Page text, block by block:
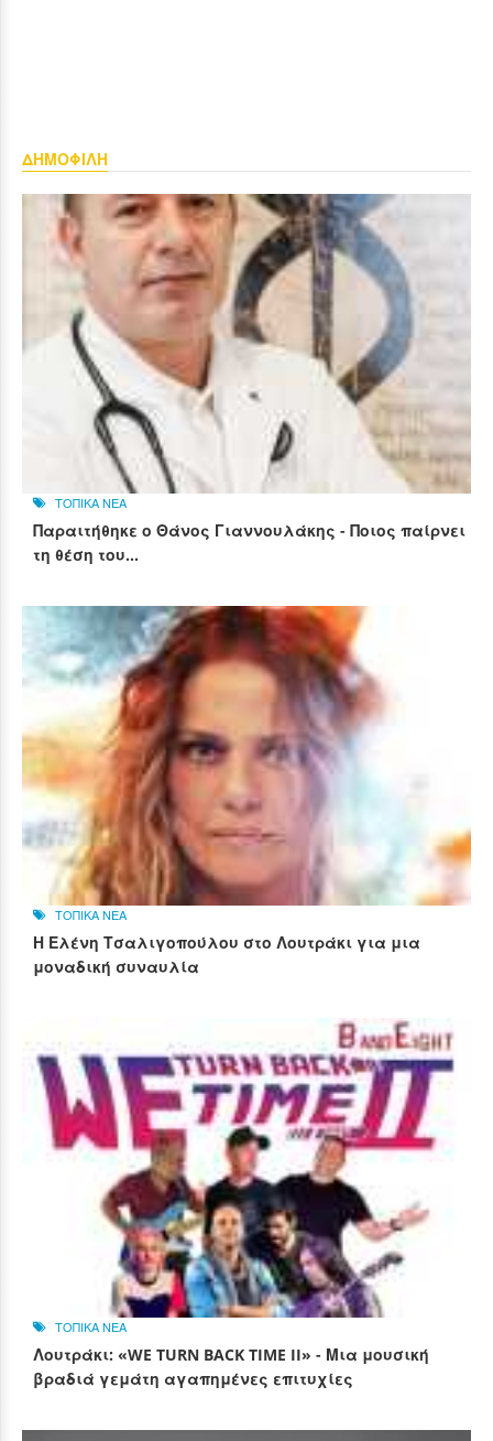
ΔΗΜΟΦΙΛΗ
ΤΟΠΙΚΑ ΝΕΑ
Παραιτήθηκε ο Θάνος Γιαννουλάκης - Ποιος παίρνει
τη θέση του...
ΤΟΠΙΚΑ ΝΕΑ
Η Ελένη Τσαλιγοπούλου στο Λουτράκι για μια
μοναδική συναυλία
ΤΟΠΙΚΑ ΝΕΑ
Λουτράκι: «WE TURN BACK TIME II» - Μια μουσική
βραδιά γεμάτη αγαπημένες επιτυχίες